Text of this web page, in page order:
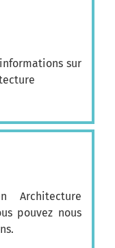
sur
Architecture
pouvez nous